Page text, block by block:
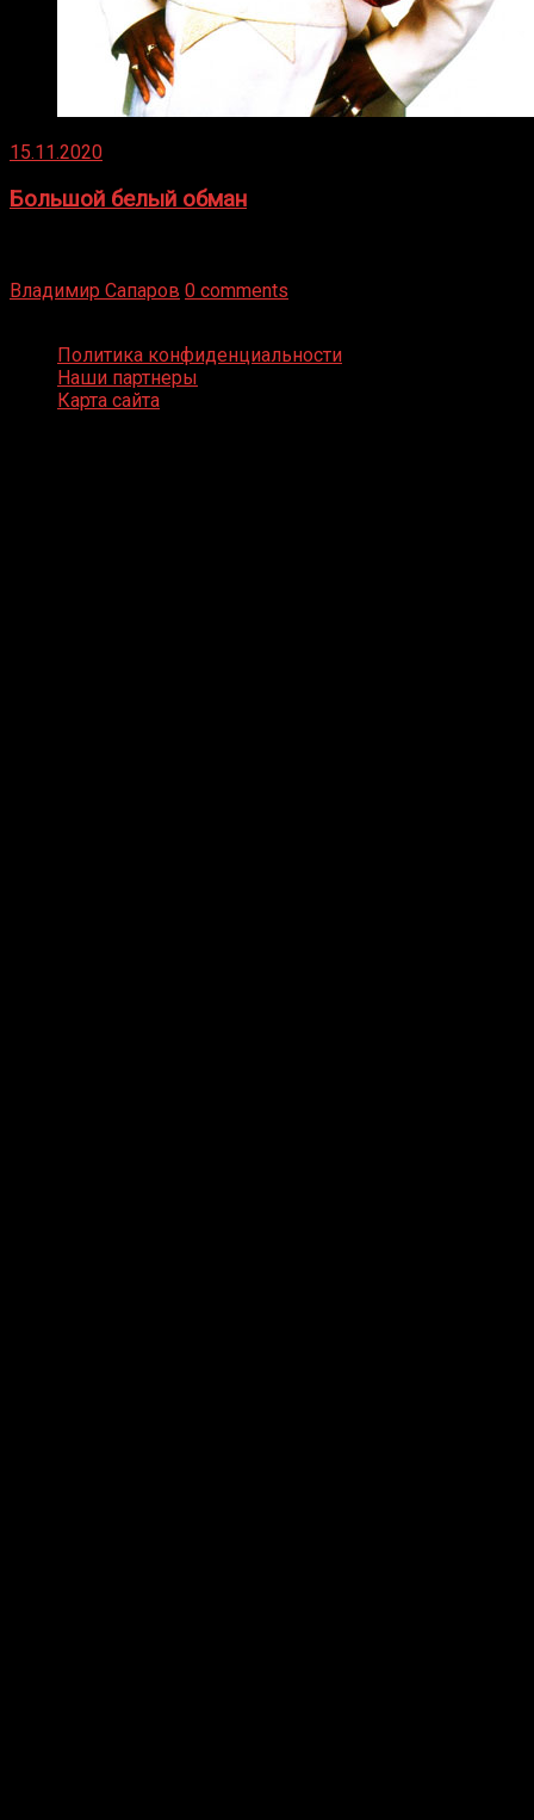
15.11.2020
Большой белый обман
Владимир Сапаров 0 comments
Политика конфиденциальности
Наши партнеры
Карта сайта